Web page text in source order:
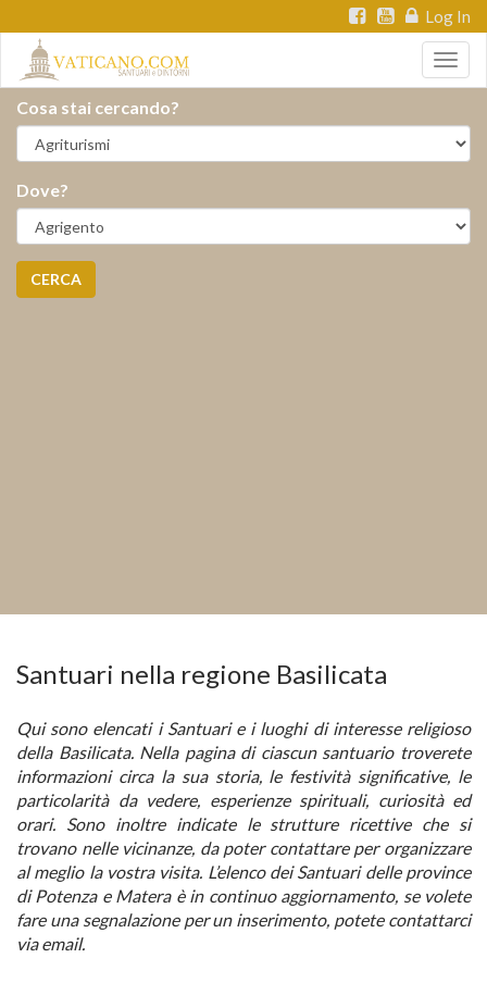
Log In
Cosa stai cercando?
Dove?
CERCA
Santuari nella regione Basilicata
Qui sono elencati i Santuari e i luoghi di interesse religioso
della Basilicata. Nella pagina di ciascun santuario troverete
informazioni circa la sua storia, le festività significative, le
particolarità da vedere, esperienze spirituali, curiosità ed
orari. Sono inoltre indicate le strutture ricettive che si
trovano nelle vicinanze, da poter contattare per organizzare
al meglio la vostra visita. L’elenco dei Santuari delle province
di Potenza e Matera è in continuo aggiornamento, se volete
fare una segnalazione per un inserimento, potete contattarci
via email.